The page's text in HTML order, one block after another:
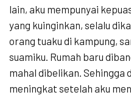
lain, aku mempunyai
yang kuinginkan, selalu
orang tuaku di kampung,
suamiku. Rumah baru
mahal dibelikan. Sehingga
meningkat setelah aku